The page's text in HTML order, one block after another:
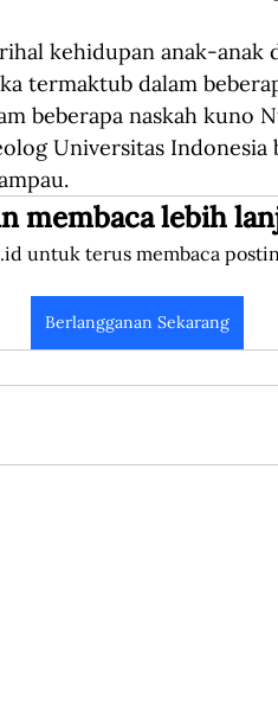
kehidupan anak-anak
termaktub dalam
beberapa naskah kuno
Universitas Indonesia
membaca lebih
untuk terus membaca
Berlangganan Sekarang